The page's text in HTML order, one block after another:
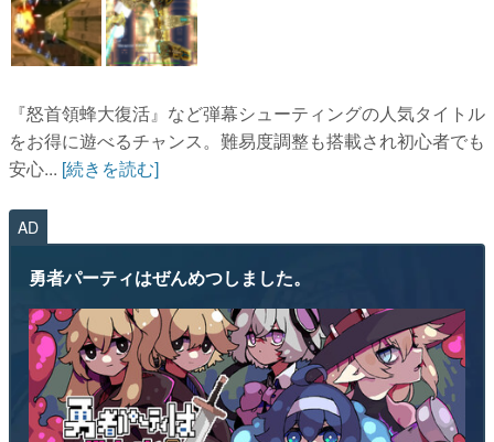
『怒首領蜂大復活』など弾幕シューティングの人気タイトル
をお得に遊べるチャンス。難易度調整も搭載され初心者でも
AD